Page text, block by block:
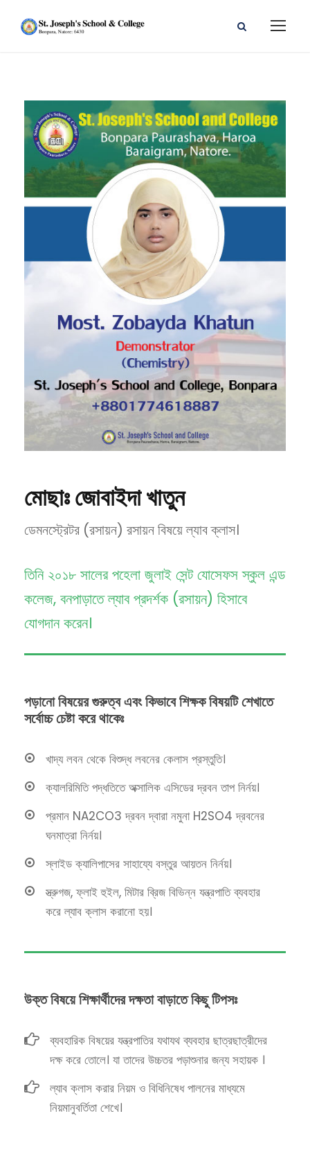
মোছাঃ জোবাইদা খাতুন
ডেমনস্ট্রেটর (রসায়ন) রসায়ন বিষয়ে ল্যাব ক্লাস।
তিনি ২০১৮ সালের পহেলা জুলাই সেন্ট যোসেফস স্কুল এন্ড
কলেজ, বনপাড়াতে ল্যাব প্রদর্শক (রসায়ন) হিসাবে
যোগদান করেন।
পড়ানো বিষয়ের গুরুত্ব এবং কিভাবে শিক্ষক বিষয়টি শেখাতে
সর্বোচ্চ চেষ্টা করে থাকেঃ
খাদ্য লবন থেকে বিশুদ্ধ লবনের কেলাস প্রস্তুতি।
ক্যালরিমিতি পদ্ধতিতে অক্সালিক এসিডের দ্রবন তাপ নির্নয়।
প্রমান NA2CO3 দ্রবন দ্বারা নমুনা H2SO4 দ্রবনের
ঘনমাত্রা নির্নয়।
স্লাইড ক্যালিপাসের সাহায্যে বস্তুর আয়তন নির্নয়।
স্ত্রুগজ, ফ্লাই হুইল, মিটার ব্রিজ বিভিন্ন যন্ত্রপাতি ব্যবহার
করে ল্যাব ক্লাস করানো হয়।
উক্ত বিষয়ে শিক্ষার্থীদের দক্ষতা বাড়াতে কিছু টিপসঃ
ব্যবহারিক বিষয়ের যন্ত্রপাতির যথাযথ ব্যবহার ছাত্রছাত্রীদের
দক্ষ করে তোলে। যা তাদের উচ্চতর পড়াশুনার জন্য সহায়ক ।
ল্যাব ক্লাস করার নিয়ম ও বিধিনিষেধ পালনের মাধ্যমে
নিয়মানুবর্তিতা শেখে।